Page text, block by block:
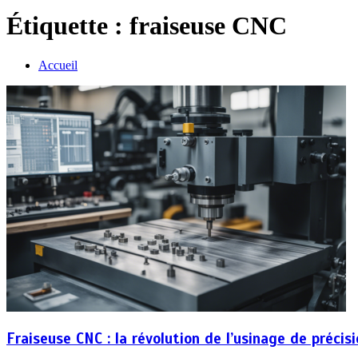
Étiquette : fraiseuse CNC
Accueil
Fraiseuse CNC : la révolution de l’usinage de